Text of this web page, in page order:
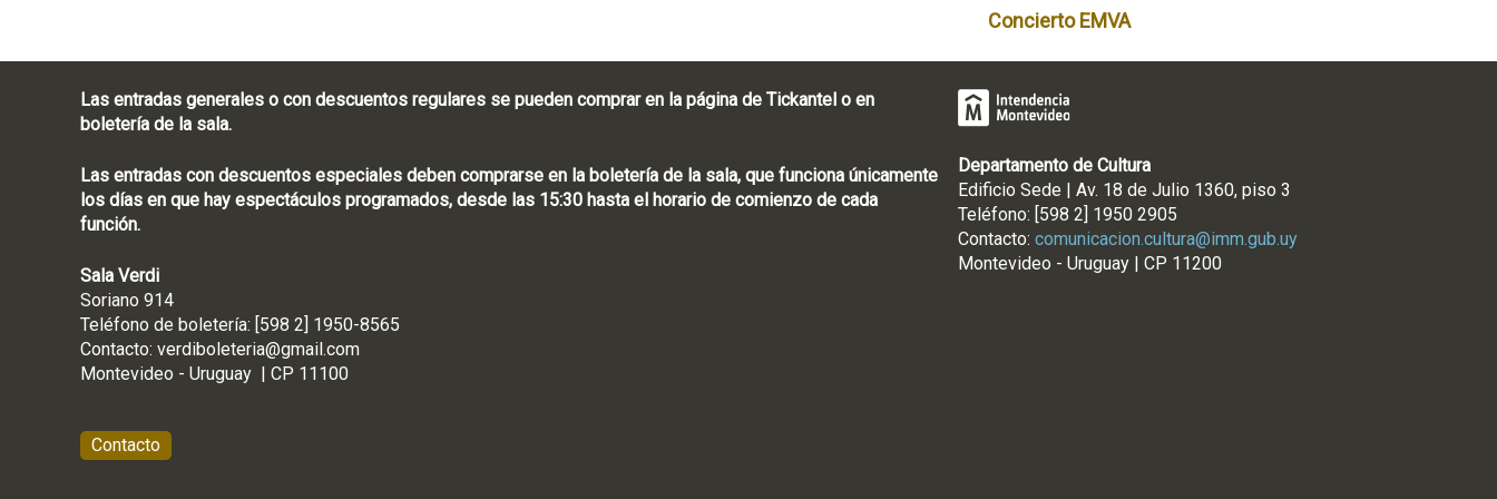
Concierto EMVA
Las entradas generales o con descuentos regulares se pueden comprar en la página de Tickantel o en
boletería de la sala.
Las entradas con descuentos especiales deben comprarse en la boletería de la sala, que funciona únicamente
los días en que hay espectáculos programados, desde las 15:30 hasta el horario de comienzo de cada
función.
Sala Verdi
Soriano 914
Teléfono de boletería: [598 2] 1950-8565
Contacto: verdiboleteria@gmail.com
Montevideo - Uruguay | CP 11100
Contacto
Departamento de Cultura
Edificio Sede | Av. 18 de Julio 1360, piso 3
Teléfono: [598 2] 1950 2905
Contacto: comunicacion.cultura@imm.gub.uy
Montevideo - Uruguay | CP 11200